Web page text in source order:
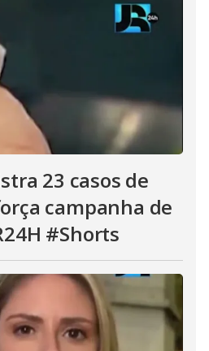
23 casos de
campanha de
#Shorts